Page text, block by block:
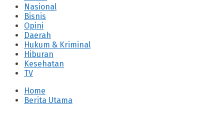
Nasional
Bisnis
Opini
Daerah
Hukum & Kriminal
Hiburan
Kesehatan
TV
Home
Berita Utama